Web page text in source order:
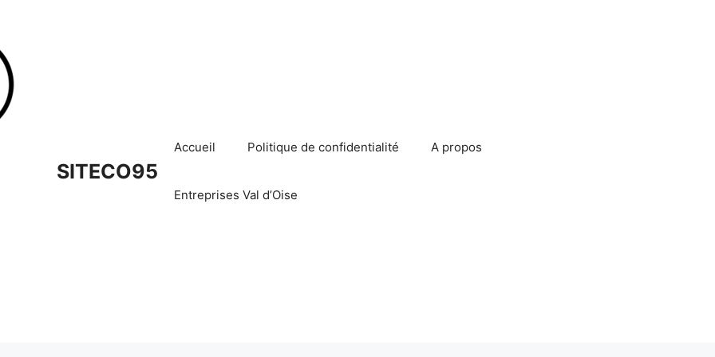
SITECO95
Accueil Politique de confidentialité A propos
Entreprises Val d’Oise